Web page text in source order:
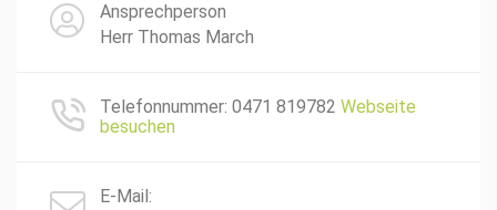
Ansprechperson
Herr Thomas March
Telefonnummer: 0471 819782 Webseite
besuchen
E-Mail: